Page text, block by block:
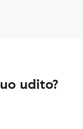
udito?